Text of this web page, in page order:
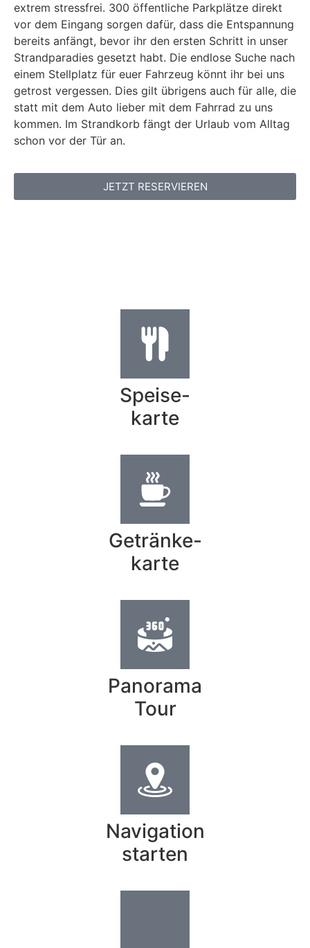
extrem stressfrei. 300 öffentliche Parkplätze direkt
vor dem Eingang sorgen dafür, dass die Entspannung
bereits anfängt, bevor ihr den ersten Schritt in unser
Strandparadies gesetzt habt. Die endlose Suche nach
einem Stellplatz für euer Fahrzeug könnt ihr bei uns
getrost vergessen. Dies gilt übrigens auch für alle, die
statt mit dem Auto lieber mit dem Fahrrad zu uns
kommen. Im Strandkorb fängt der Urlaub vom Alltag
schon vor der Tür an.
JETZT RESERVIEREN
Speise-
karte
Getränke-
karte
Panorama
Tour
Navigation
starten